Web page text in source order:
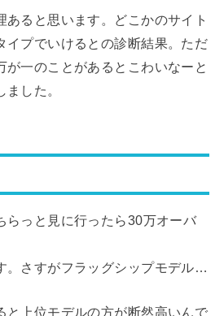
あると思います。どこかのサイト
イプでいけるとの診断結果。ただ
が一のことがあるとこわいなーと
した。
らっと見に行ったら30万オーバ
。さすがフラッグシップモデル…
と上位モデルの方が断然高いんで